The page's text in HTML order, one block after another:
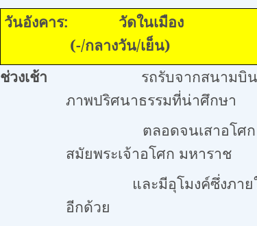
วันอังคา
(-/กลางวัน/เย็น)
ช่วงเช้า รถรับจากสนามบิน จา
ภาพปริศนาธรรมที่น่าศึกษา
ตลอดจนเสาอโศก ซึ่งเป็นสัญลั
สมัยพระเจ้าอโศก มหาราช
และมีอุโมงค์ซึ่งภา
อีกด้วย